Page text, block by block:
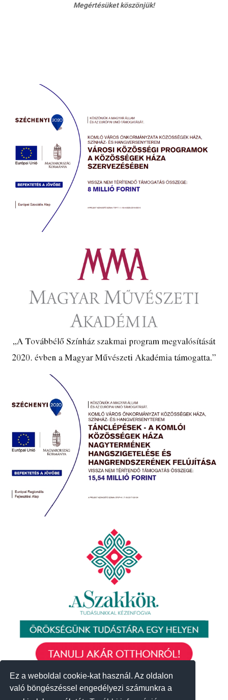
Ez a weboldal cookie-kat használ. Az oldalon
való böngészéssel engedélyezi számunkra a
Ez a weboldal cookie-kat használ. Az oldalon
való böngészéssel engedélyezi számunkra a
Megértésüket köszönjük!